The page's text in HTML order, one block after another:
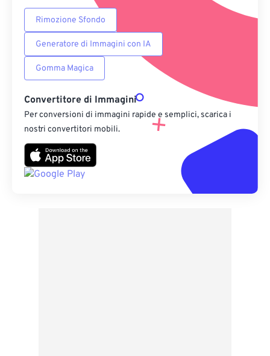
Rimozione Sfondo
Generatore di Immagini con IA
Gomma Magica
Convertitore di Immagini
Per conversioni di immagini rapide e semplici, scarica i
nostri convertitori mobili.